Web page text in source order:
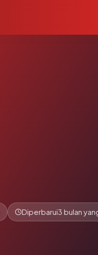
Diperbarui3 bulan